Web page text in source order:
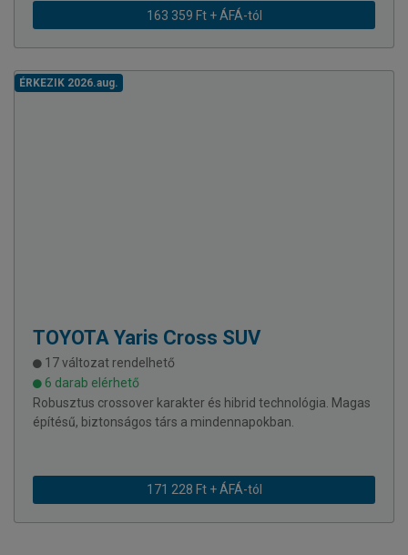
163 359 Ft + ÁFÁ-tól
ÉRKEZIK 2026.aug.
TOYOTA Yaris Cross SUV
17 változat rendelhető
6 darab elérhető
Robusztus crossover karakter és hibrid technológia. Magas
építésű, biztonságos társ a mindennapokban.
171 228 Ft + ÁFÁ-tól